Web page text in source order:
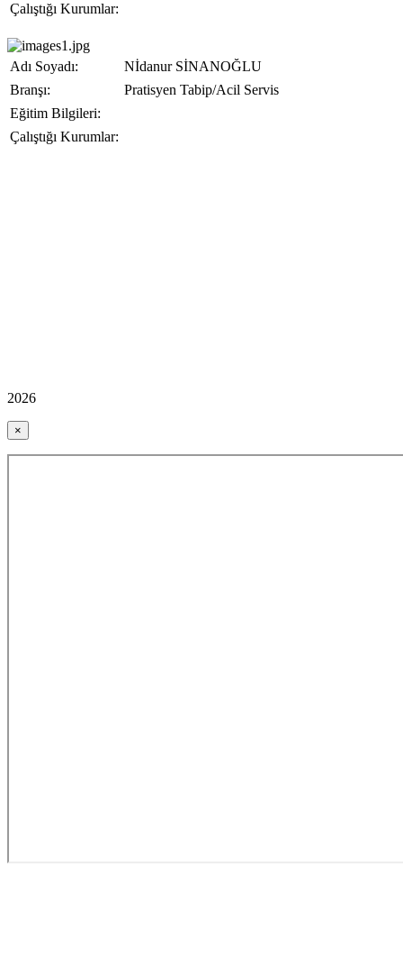
Çalıştığı Kurumlar:
Adı Soyadı:
Nİdanur SİNANOĞLU
Branşı:
Pratisyen Tabip/Acil Servis
Eğitim Bilgileri:
Çalıştığı Kurumlar:
2026
×